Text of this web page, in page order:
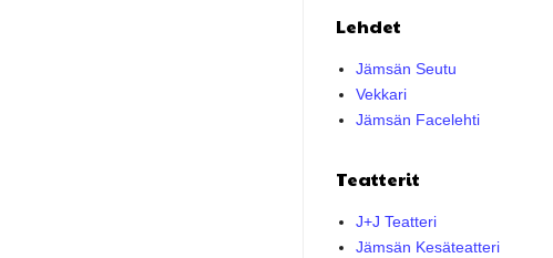
Lehdet
Jämsän Seutu
Vekkari
Jämsän Facelehti
Teatterit
J+J Teatteri
Jämsän Kesäteatteri